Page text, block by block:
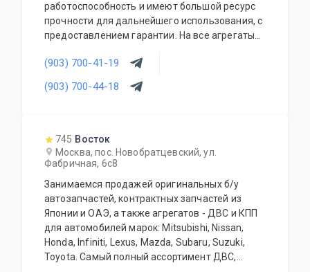
работоспособность и имеют большой ресурс
прочности для дальнейшего использования, с
предоставлением гарантии. На все агрегаты
установку. Наши специалисты имеют большой
и много-профильный опыт работы в данной
деятельности. Мы всегда готовы Вас
оптимальному для Вас бюджету.
(903) 700-41-19
(903) 700-44-18
745 Восток
Москва, пос. Новобратцевский, ул.
Фабричная, 6с8
Занимаемся продажей оригинальных б/у
автозапчастей, контрактных запчастей из
Японии и ОАЭ, а также агрегатов - ДВС и КПП
для автомобилей марок: Mitsubishi, Nissan,
Honda, Infiniti, Lexus, Mazda, Subaru, Suzuki,
Toyota. Самый полный ассортимент ДВС,